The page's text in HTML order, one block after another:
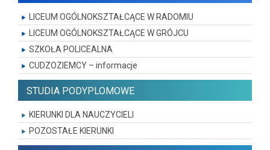
LICEUM OGÓLNOKSZTAŁCĄCE W RADOMIU
LICEUM OGÓLNOKSZTAŁCĄCE W GRÓJCU
SZKOŁA POLICEALNA
CUDZOZIEMCY – informacje
STUDIA PODYPLOMOWE
KIERUNKI DLA NAUCZYCIELI
POZOSTAŁE KIERUNKI